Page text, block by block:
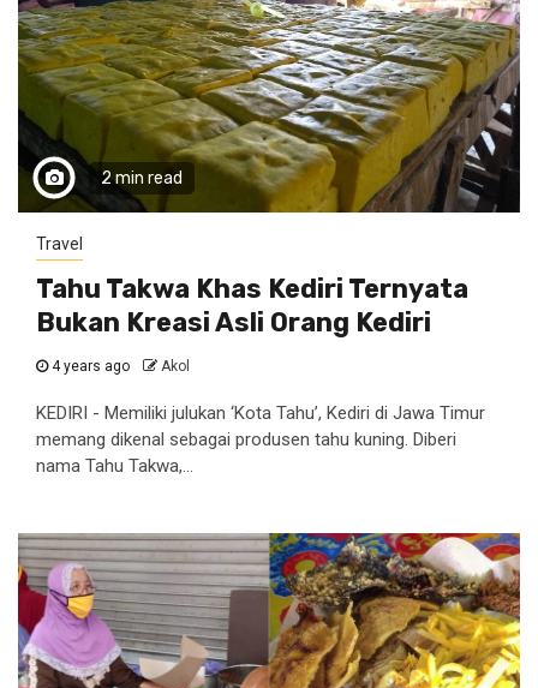
2 min read
Travel
Tahu Takwa Khas Kediri Ternyata
Bukan Kreasi Asli Orang Kediri
4 years ago Akol
KEDIRI - Memiliki julukan ‘Kota Tahu’, Kediri di Jawa Timur
memang dikenal sebagai produsen tahu kuning. Diberi
nama Tahu Takwa,...